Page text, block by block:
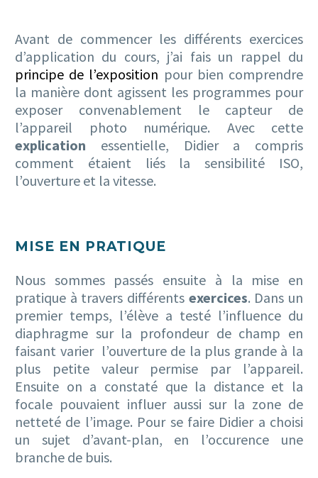
Avant de commencer les différents exercices
d’application du cours, j’ai fais un rappel du
principe de l’exposition pour bien comprendre
la manière dont agissent les programmes pour
exposer convenablement le capteur de
l’appareil photo numérique. Avec cette
explication essentielle, Didier a compris
comment étaient liés la sensibilité ISO,
l’ouverture et la vitesse.
MISE EN PRATIQUE
Nous sommes passés ensuite à la mise en
pratique à travers différents exercices. Dans un
premier temps, l’élève a testé l’influence du
diaphragme sur la profondeur de champ en
faisant varier l’ouverture de la plus grande à la
plus petite valeur permise par l’appareil.
Ensuite on a constaté que la distance et la
focale pouvaient influer aussi sur la zone de
netteté de l’image. Pour se faire Didier a choisi
un sujet d’avant-plan, en l’occurence une
branche de buis.